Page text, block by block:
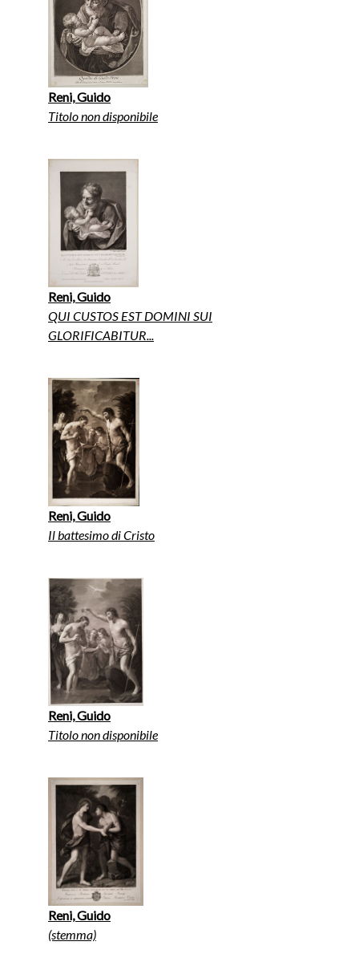
Reni, Guido
Titolo non disponibile
Reni, Guido
QUI CUSTOS EST DOMINI SUI
GLORIFICABITUR...
Reni, Guido
Il battesimo di Cristo
Reni, Guido
Titolo non disponibile
Reni, Guido
(stemma)